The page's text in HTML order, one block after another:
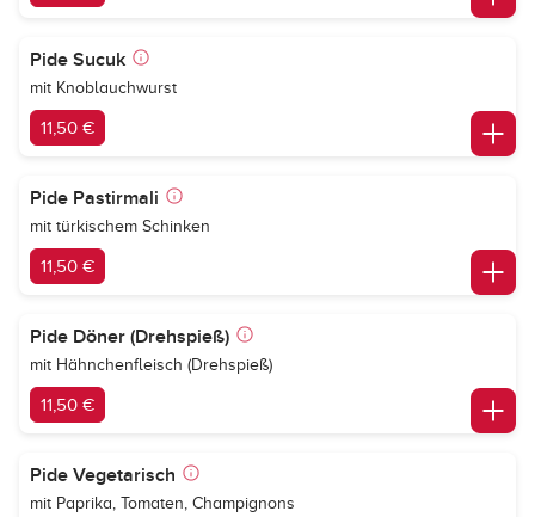
Pide Sucuk
mit Knoblauchwurst
11,50 €
Pide Pastirmali
mit türkischem Schinken
11,50 €
Pide Döner (Drehspieß)
mit Hähnchenfleisch (Drehspieß)
11,50 €
Pide Vegetarisch
mit Paprika, Tomaten, Champignons